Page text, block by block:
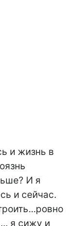
и жизнь в
И я
и сейчас.
я сижу и